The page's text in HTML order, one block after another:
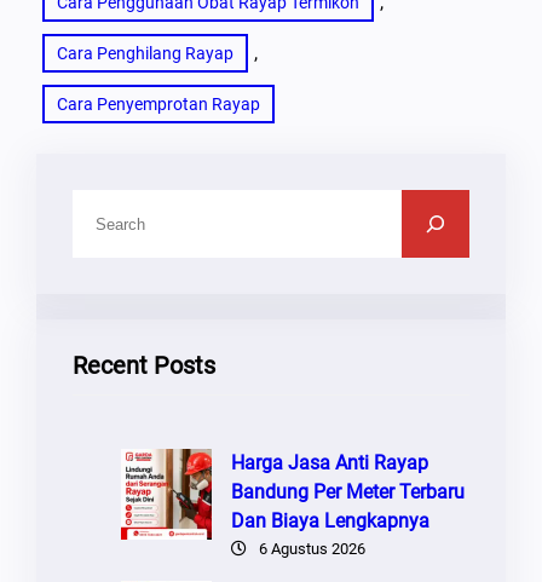
Cara Penghilang Rayap ,
Cara Penyemprotan Rayap
Recent Posts
Harga Jasa Anti Rayap
Bandung Per Meter Terbaru
Dan Biaya Lengkapnya
6 Agustus 2026